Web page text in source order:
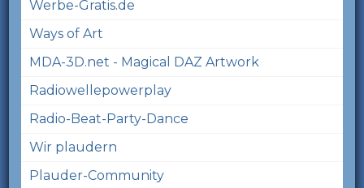
Werbe-Gratis.de
Ways of Art
MDA-3D.net - Magical DAZ Artwork
Radiowellepowerplay
Radio-Beat-Party-Dance
Wir plaudern
Plauder-Community